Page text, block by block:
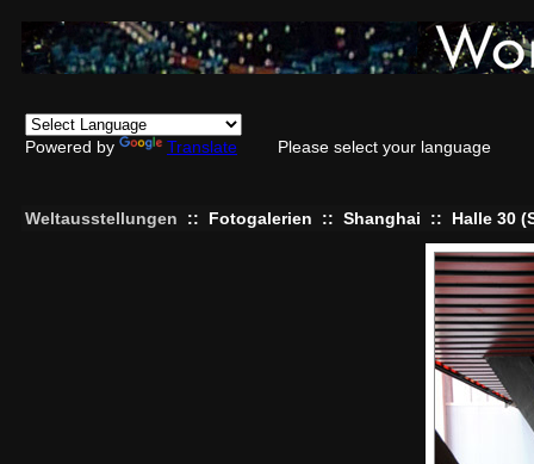
Powered by Translate Please select your language
Weltausstellungen :: Fotogalerien :: Shanghai :: Halle 30